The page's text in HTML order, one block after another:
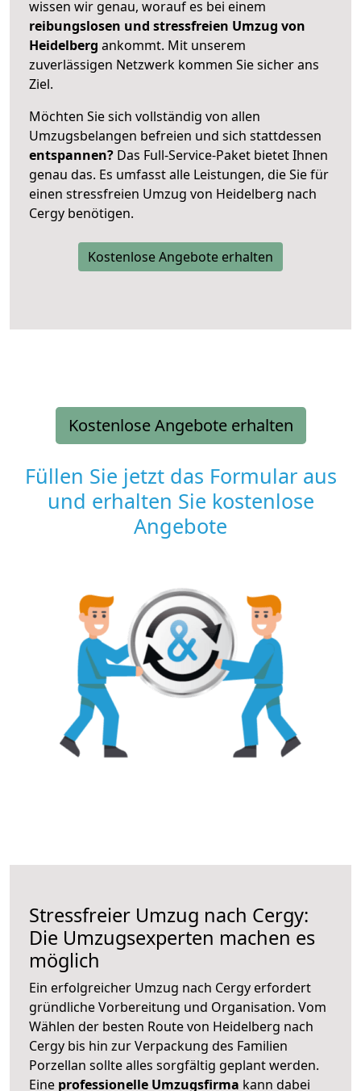
wissen wir genau, worauf es bei einem
reibungslosen und stressfreien Umzug von
Heidelberg ankommt. Mit unserem
zuverlässigen Netzwerk kommen Sie sicher ans
Ziel.
Möchten Sie sich vollständig von allen
Umzugsbelangen befreien und sich stattdessen
entspannen? Das Full-Service-Paket bietet Ihnen
genau das. Es umfasst alle Leistungen, die Sie für
einen stressfreien Umzug von Heidelberg nach
Cergy benötigen.
Kostenlose Angebote erhalten
Kostenlose Angebote erhalten
Füllen Sie jetzt das Formular aus
und erhalten Sie kostenlose
Angebote
Stressfreier Umzug nach Cergy:
Die Umzugsexperten machen es
möglich
Ein erfolgreicher Umzug nach Cergy erfordert
gründliche Vorbereitung und Organisation. Vom
Wählen der besten Route von Heidelberg nach
Cergy bis hin zur Verpackung des Familien
Porzellan sollte alles sorgfältig geplant werden.
Eine professionelle Umzugsfirma kann dabei